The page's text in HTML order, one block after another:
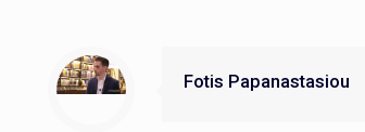
Fotis Papanastasiou